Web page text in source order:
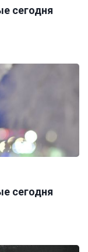
сегодня
сегодня